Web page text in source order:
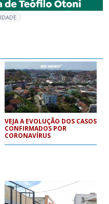
VEJA A EVOLUÇÃO DOS CASOS
CONFIRMADOS POR
CORONAVÍRUS